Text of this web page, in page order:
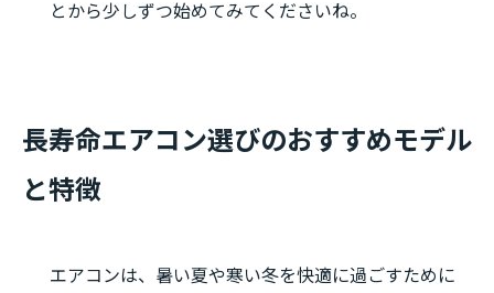
とから少しずつ始めてみてくださいね。
長寿命エアコン選びのおすすめモデル
と特徴
エアコンは、暑い夏や寒い冬を快適に過ごすために